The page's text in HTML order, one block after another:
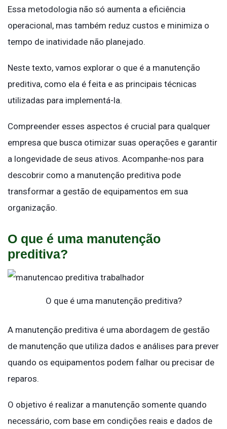
Essa metodologia não só aumenta a eficiência
operacional, mas também reduz custos e minimiza o
tempo de inatividade não planejado.
Neste texto, vamos explorar o que é a manutenção
preditiva, como ela é feita e as principais técnicas
utilizadas para implementá-la.
Compreender esses aspectos é crucial para qualquer
empresa que busca otimizar suas operações e garantir
a longevidade de seus ativos. Acompanhe-nos para
descobrir como a manutenção preditiva pode
transformar a gestão de equipamentos em sua
organização.
O que é uma manutenção
preditiva?
O que é uma manutenção preditiva?
A manutenção preditiva é uma abordagem de gestão
de manutenção que utiliza dados e análises para prever
quando os equipamentos podem falhar ou precisar de
reparos.
O objetivo é realizar a manutenção somente quando
necessário, com base em condições reais e dados de